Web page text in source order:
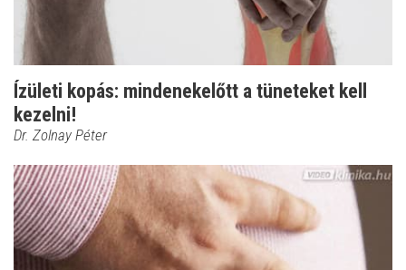
Ízületi kopás: mindenekelőtt a tüneteket kell
kezelni!
Dr. Zolnay Péter